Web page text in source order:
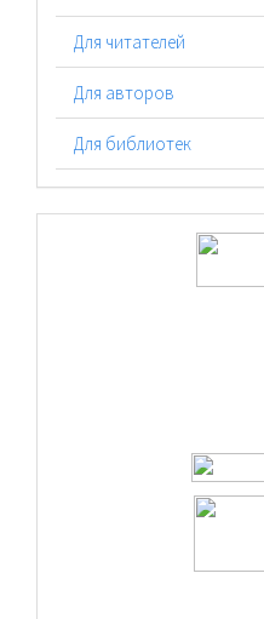
Для читателей
Для авторов
Для библиотек